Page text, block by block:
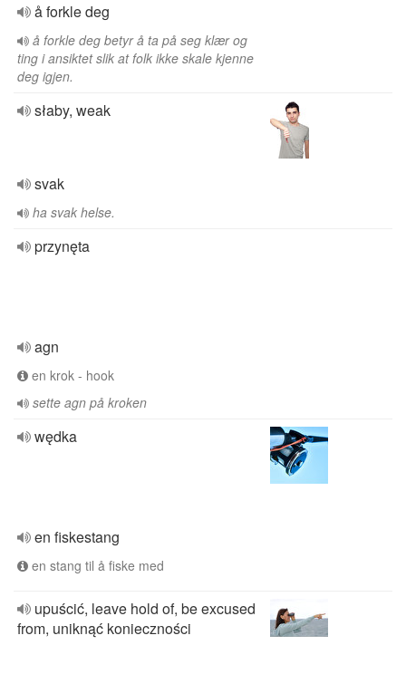
å forkle deg
å forkle deg betyr å ta på seg klær og
ting i ansiktet slik at folk ikke skale kjenne
deg igjen.
słaby, weak
svak
ha svak helse.
przynęta
agn
en krok - hook
sette agn på kroken
wędka
en fiskestang
en stang til å fiske med
upuścić, leave hold of, be excused
from, uniknąć konieczności